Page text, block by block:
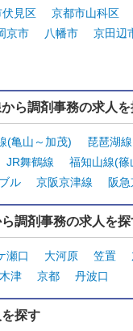
見区 京都市山科区
京市 八幡市 京田辺
ら調剤事務の求人
(亀山～加茂) 琵琶湖線
JR舞鶴線 福知山線(篠
ル
京阪京津線 阪
調剤事務の求人を探
瀬口 大河原 笠置
木津 京都 丹波口
探す